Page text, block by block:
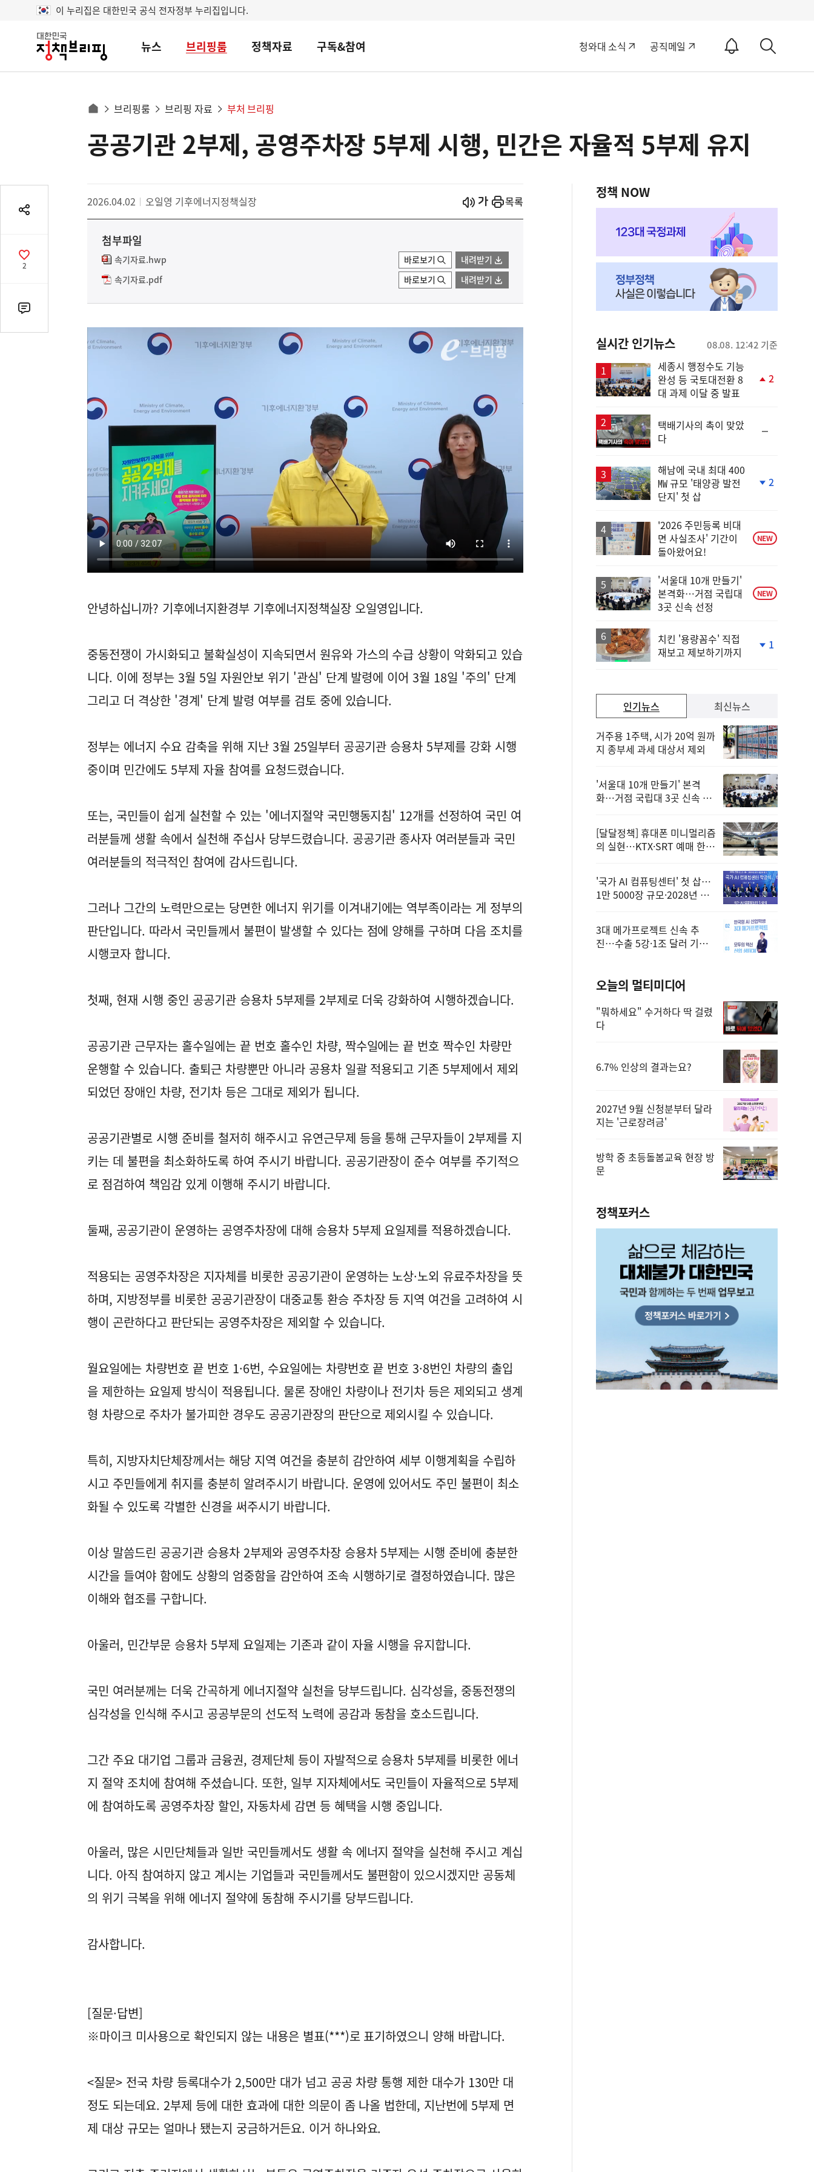
이 누리집은 대한민국 공식 전자정부 누리집입니다.
대
민
뉴스 브리핑룸 정책자료 구독&참여 청와대 소식 공직메일
알
ON
세
동
경
로
으
로
브리핑룸 브리핑 자료 부처 브리핑
영
역공
기
공
감
2
댓
글
공공기관 2부제, 공영주차장 5부제 시행, 민간은 자율적 5부제 유지
2026.04.02 오일영 기후에너지정책실장 시작
열기 목록
첨부파일
속기자료.hwp 바로보기
내려받기
속기자료.pdf
바로보기 내려받기
안녕하십니까? 기후에너지환경부 기후에너지정책실장 오일영입니다.
중동전쟁이 가시화되고 불확실성이 지속되면서 원유와 가스의 수급 상황이 악화되고 있습
니다. 이에 정부는 3월 5일 자원안보 위기 '관심' 단계 발령에 이어 3월 18일 '주의' 단계
그리고 더 격상한 '경계' 단계 발령 여부를 검토 중에 있습니다.
정부는 에너지 수요 감축을 위해 지난 3월 25일부터 공공기관 승용차 5부제를 강화 시행
중이며 민간에도 5부제 자율 참여를 요청드렸습니다.
또는, 국민들이 쉽게 실천할 수 있는 '에너지절약 국민행동지침' 12개를 선정하여 국민 여
러분들께 생활 속에서 실천해 주십사 당부드렸습니다. 공공기관 종사자 여러분들과 국민
여러분들의 적극적인 참여에 감사드립니다.
그러나 그간의 노력만으로는 당면한 에너지 위기를 이겨내기에는 역부족이라는 게 정부의
판단입니다. 따라서 국민들께서 불편이 발생할 수 있다는 점에 양해를 구하며 다음 조치를
시행코자 합니다.
첫째, 현재 시행 중인 공공기관 승용차 5부제를 2부제로 더욱 강화하여 시행하겠습니다.
공공기관 근무자는 홀수일에는 끝 번호 홀수인 차량, 짝수일에는 끝 번호 짝수인 차량만
운행할 수 있습니다. 출퇴근 차량뿐만 아니라 공용차 일괄 적용되고 기존 5부제에서 제외
되었던 장애인 차량, 전기차 등은 그대로 제외가 됩니다.
공공기관별로 시행 준비를 철저히 해주시고 유연근무제 등을 통해 근무자들이 2부제를 지
키는 데 불편을 최소화하도록 하여 주시기 바랍니다. 공공기관장이 준수 여부를 주기적으
로 점검하여 책임감 있게 이행해 주시기 바랍니다.
둘째, 공공기관이 운영하는 공영주차장에 대해 승용차 5부제 요일제를 적용하겠습니다.
적용되는 공영주차장은 지자체를 비롯한 공공기관이 운영하는 노상·노외 유료주차장을 뜻
하며, 지방정부를 비롯한 공공기관장이 대중교통 환승 주차장 등 지역 여건을 고려하여 시
행이 곤란하다고 판단되는 공영주차장은 제외할 수 있습니다.
월요일에는 차량번호 끝 번호 1·6번, 수요일에는 차량번호 끝 번호 3·8번인 차량의 출입
을 제한하는 요일제 방식이 적용됩니다. 물론 장애인 차량이나 전기차 등은 제외되고 생계
형 차량으로 주차가 불가피한 경우도 공공기관장의 판단으로 제외시킬 수 있습니다.
특히, 지방자치단체장께서는 해당 지역 여건을 충분히 감안하여 세부 이행계획을 수립하
시고 주민들에게 취지를 충분히 알려주시기 바랍니다. 운영에 있어서도 주민 불편이 최소
화될 수 있도록 각별한 신경을 써주시기 바랍니다.
이상 말씀드린 공공기관 승용차 2부제와 공영주차장 승용차 5부제는 시행 준비에 충분한
시간을 들여야 함에도 상황의 엄중함을 감안하여 조속 시행하기로 결정하였습니다. 많은
이해와 협조를 구합니다.
아울러, 민간부문 승용차 5부제 요일제는 기존과 같이 자율 시행을 유지합니다.
국민 여러분께는 더욱 간곡하게 에너지절약 실천을 당부드립니다. 심각성을, 중동전쟁의
심각성을 인식해 주시고 공공부문의 선도적 노력에 공감과 동참을 호소드립니다.
그간 주요 대기업 그룹과 금융권, 경제단체 등이 자발적으로 승용차 5부제를 비롯한 에너
지 절약 조치에 참여해 주셨습니다. 또한, 일부 지자체에서도 국민들이 자율적으로 5부제
에 참여하도록 공영주차장 할인, 자동차세 감면 등 혜택을 시행 중입니다.
아울러, 많은 시민단체들과 일반 국민들께서도 생활 속 에너지 절약을 실천해 주시고 계십
니다. 아직 참여하지 않고 계시는 기업들과 국민들께서도 불편함이 있으시겠지만 공동체
의 위기 극복을 위해 에너지 절약에 동참해 주시기를 당부드립니다.
감사합니다.
[질문·답변]
※마이크 미사용으로 확인되지 않는 내용은 별표(***)로 표기하였으니 양해 바랍니다.
<질문> 전국 차량 등록대수가 2,500만 대가 넘고 공공 차량 통행 제한 대수가 130만 대
정도 되는데요. 2부제 등에 대한 효과에 대한 의문이 좀 나올 법한데, 지난번에 5부제 면
제 대상 규모는 얼마나 됐는지 궁금하거든요. 이거 하나와요.
정책 NOW
실시간 인기뉴스 08.08. 12:42 기준
세종시 행정수도 기능
완성 등 국토대전환 8
대 과제 이달 중 발표
2
택배기사의 촉이 맞았
다
해남에 국내 최대 400
㎿ 규모 '태양광 발전
단지' 첫 삽
2
'2026 주민등록 비대
면 사실조사' 기간이
돌아왔어요!
NEW
'서울대 10개 만들기'
본격화…거점 국립대
3곳 신속 선정
NEW
치킨 '용량꼼수' 직접
재보고 제보하기까지
1
인기뉴스
거주용 1주택, 시가 20억 원까
지 종부세 과세 대상서 제외
'서울대 10개 만들기' 본격
화…거점 국립대 3곳 신속 선
[달달정책] 휴대폰 미니멀리즘
의 실현…KTX·SRT 예매 한
'국가 AI 컴퓨팅센터' 첫 삽…
1만 5000장 규모·2028년 완
3대 메가프로젝트 신속 추
진…수출 5강·1조 달러 기반
최신뉴스
오늘의 멀티미디어
"뭐하세요" 수거하다 딱 걸렸
다
6.7% 인상의 결과는요?
2027년 9월 신청분부터 달라
지는 '근로장려금'
방학 중 초등돌봄교육 현장 방
문
정책포커스